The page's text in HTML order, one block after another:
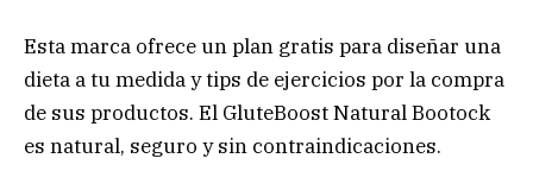
Esta marca ofrece un plan gratis para diseñar una
dieta a tu medida y tips de ejercicios por la compra
de sus productos. El GluteBoost Natural Bootock
es natural, seguro y sin contraindicaciones.